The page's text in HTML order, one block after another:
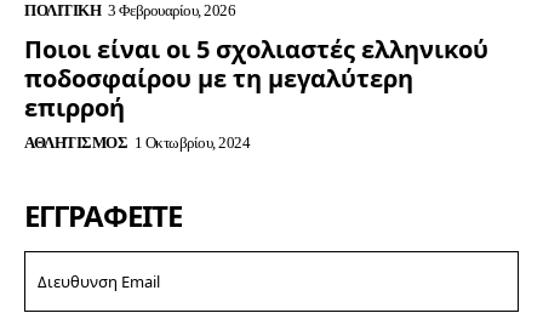
ΠΟΛΙΤΙΚΉ 3 Φεβρουαρίου, 2026
Ποιοι είναι οι 5 σχολιαστές ελληνικού
ποδοσφαίρου με τη μεγαλύτερη
επιρροή
ΑΘΛΗΤΙΣΜΌΣ 1 Οκτωβρίου, 2024
ΕΓΓΡΑΦΕΊΤΕ